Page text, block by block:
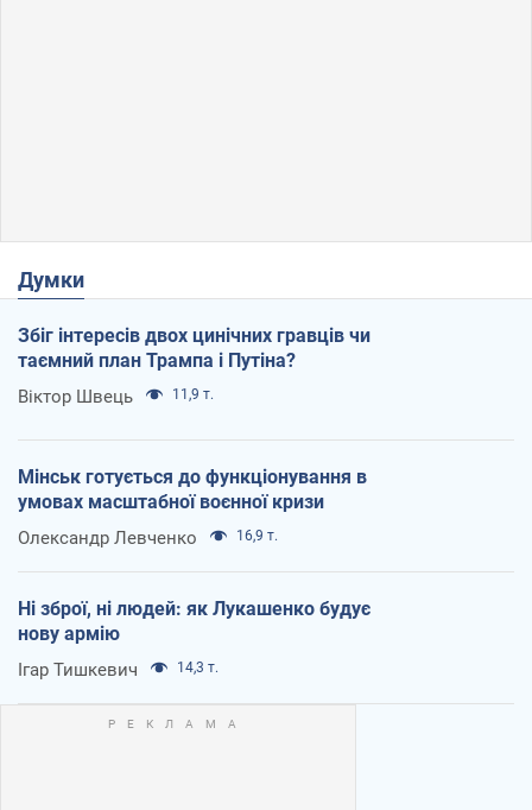
Думки
Збіг інтересів двох цинічних гравців чи
таємний план Трампа і Путіна?
Віктор Швець 11,9 т.
Мінськ готується до функціонування в
умовах масштабної воєнної кризи
Олександр Левченко 16,9 т.
Ні зброї, ні людей: як Лукашенко будує
нову армію
Ігар Тишкевич 14,3 т.